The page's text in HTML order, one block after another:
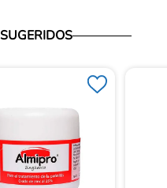
SUGERIDOS